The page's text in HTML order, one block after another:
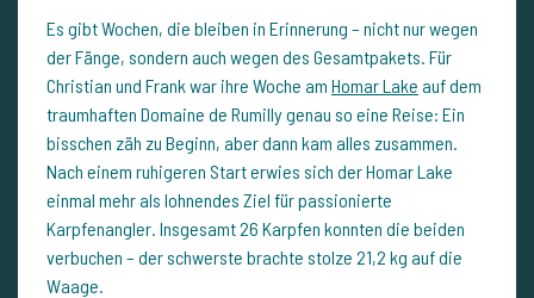
Es gibt Wochen, die bleiben in Erinnerung – nicht nur wegen
der Fänge, sondern auch wegen des Gesamtpakets. Für
Christian und Frank war ihre Woche am Homar Lake auf dem
traumhaften Domaine de Rumilly genau so eine Reise: Ein
bisschen zäh zu Beginn, aber dann kam alles zusammen.
Nach einem ruhigeren Start erwies sich der Homar Lake
einmal mehr als lohnendes Ziel für passionierte
Karpfenangler. Insgesamt 26 Karpfen konnten die beiden
verbuchen – der schwerste brachte stolze 21,2 kg auf die
Waage.